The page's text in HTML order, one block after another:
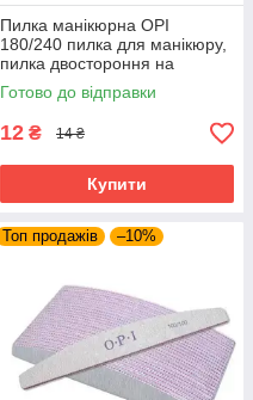
Пилка манікюрна OPI
180/240 пилка для манікюру,
пилка двостороння на
паперовій основі, пилка для
нігтів
Готово до відправки
12 ₴ 14 ₴
Купити
Топ продажів –10%